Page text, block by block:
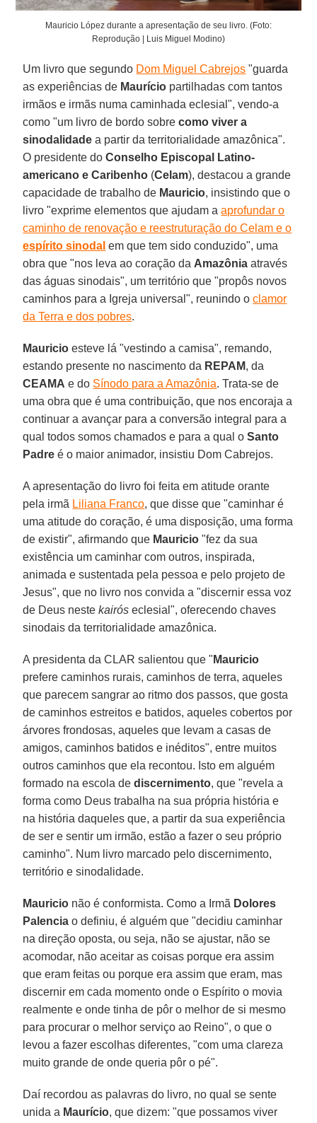
Mauricio López durante a apresentação de seu livro. (Foto:
Reprodução | Luis Miguel Modino)
Um livro que segundo Dom Miguel Cabrejos "guarda
as experiências de Maurício partilhadas com tantos
irmãos e irmãs numa caminhada eclesial", vendo-a
como "um livro de bordo sobrecomo viver a
sinodalidade a partir da territorialidade amazônica".
O presidente doConselho Episcopal Latino-
americano e Caribenho (Celam), destacou a grande
capacidade de trabalho de Mauricio, insistindo que o
livro "exprime elementos que ajudam aaprofundar o
caminho de renovação e reestruturação do Celam e o
espírito sinodal em que tem sido conduzido", uma
obra que "nos leva ao coração da Amazônia através
das águas sinodais", um território que "propôs novos
caminhos para a Igreja universal", reunindo oclamor
da Terra e dos pobres.
Mauricio esteve lá "vestindo a camisa", remando,
estando presente no nascimento da REPAM, da
CEAMA e do Sínodo para a Amazônia. Trata-se de
uma obra que é uma contribuição, que nos encoraja a
continuar a avançar para a conversão integral para a
qual todos somos chamados e para a qual oSanto
Padre é o maior animador, insistiu Dom Cabrejos.
A apresentação do livro foi feita em atitude orante
pela irmã Liliana Franco, que disse que "caminhar é
uma atitude do coração, é uma disposição, uma forma
de existir", afirmando que Mauricio "fez da sua
existência um caminhar com outros, inspirada,
animada e sustentada pela pessoa e pelo projeto de
Jesus", que no livro nos convida a "discernir essa voz
de Deus nestekairós eclesial", oferecendo chaves
sinodais da territorialidade amazônica.
A presidenta da CLAR salientou que " Mauricio
prefere caminhos rurais, caminhos de terra, aqueles
que parecem sangrar ao ritmo dos passos, que gosta
de caminhos estreitos e batidos, aqueles cobertos por
árvores frondosas, aqueles que levam a casas de
amigos, caminhos batidos e inéditos", entre muitos
outros caminhos que ela recontou. Isto em alguém
formado na escola dediscernimento, que "revela a
forma como Deus trabalha na sua própria história e
na história daqueles que, a partir da sua experiência
de ser e sentir um irmão, estão a fazer o seu próprio
caminho". Num livro marcado pelo discernimento,
território e sinodalidade.
Mauricio não é conformista. Como a Irmã Dolores
Palencia o definiu, é alguém que "decidiu caminhar
na direção oposta, ou seja, não se ajustar, não se
acomodar, não aceitar as coisas porque era assim
que eram feitas ou porque era assim que eram, mas
discernir em cada momento onde o Espírito o movia
realmente e onde tinha de pôr o melhor de si mesmo
para procurar o melhor serviço ao Reino", o que o
levou a fazer escolhas diferentes, "com uma clareza
muito grande de onde queria pôr o pé".
Daí recordou as palavras do livro, no qual se sente
unida a Maurício, que dizem: "que possamos viver